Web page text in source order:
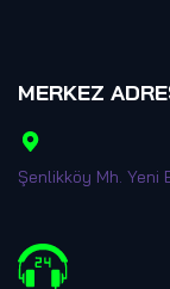
MERKEZ
Şenlikköy Mh.